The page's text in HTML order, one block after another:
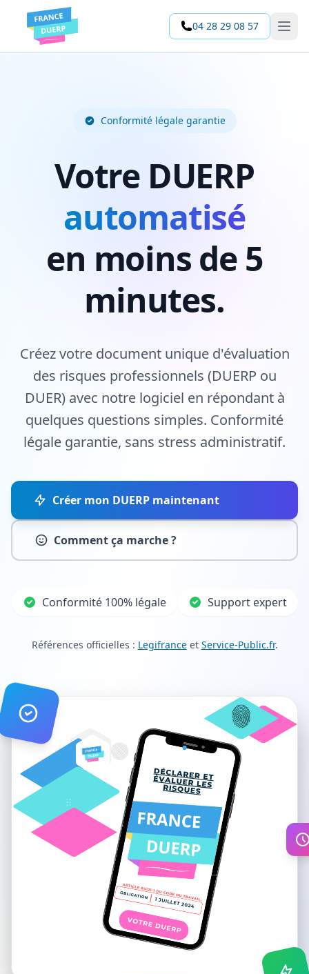
04 28 29 08 57
Conformité légale garantie
Votre DUERP
automatisé
en moins de 5
minutes.
Créez votre document unique d'évaluation
des risques professionnels (DUERP ou
DUER) avec notre logiciel en répondant à
quelques questions simples. Conformité
légale garantie, sans stress administratif.
Créer mon DUERP maintenant
Comment ça marche ?
Conformité 100% légale Support expert
Références officielles : Legifranceet Service-Public.fr.